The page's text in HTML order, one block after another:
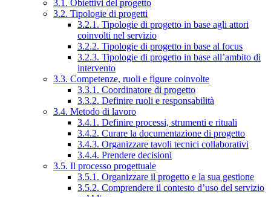
3.1. Obiettivi del progetto
3.2. Tipologie di progetti
3.2.1. Tipologie di progetto in base agli attori
coinvolti nel servizio
3.2.2. Tipologie di progetto in base al focus
3.2.3. Tipologie di progetto in base all’ambito di
intervento
3.3. Competenze, ruoli e figure coinvolte
3.3.1. Coordinatore di progetto
3.3.2. Definire ruoli e responsabilità
3.4. Metodo di lavoro
3.4.1. Definire processi, strumenti e rituali
3.4.2. Curare la documentazione di progetto
3.4.3. Organizzare tavoli tecnici collaborativi
3.4.4. Prendere decisioni
3.5. Il processo progettuale
3.5.1. Organizzare il progetto e la sua gestione
3.5.2. Comprendere il contesto d’uso del servizio